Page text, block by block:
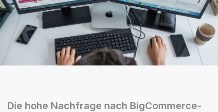
Die hohe Nachfrage nach BigCommerce-